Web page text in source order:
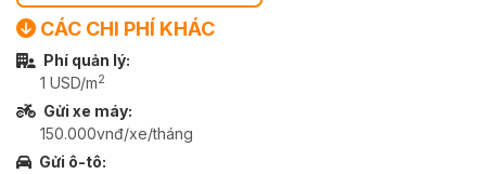
CÁC CHI PHÍ KHÁC
Phí quản lý:
1 USD/m2
Gửi xe máy:
150.000vnđ/xe/tháng
Gửi ô-tô: